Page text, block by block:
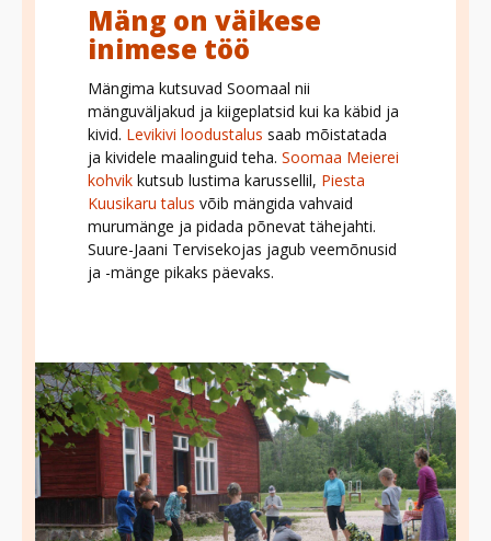
Mäng on väikese
inimese töö
Mängima kutsuvad Soomaal nii
mänguväljakud ja kiigeplatsid kui ka käbid ja
kivid. Levikivi loodustalus saab mõistatada
ja kividele maalinguid teha. Soomaa Meierei
kohvik kutsub lustima karussellil, Piesta
Kuusikaru talus võib mängida vahvaid
murumänge ja pidada põnevat tähejahti.
Suure-Jaani Tervisekojas jagub veemõnusid
ja -mänge pikaks päevaks.